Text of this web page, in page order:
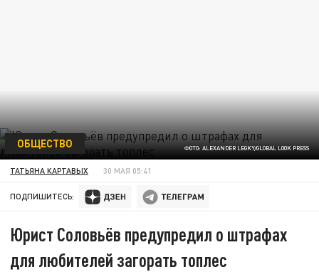
ФОТО: ALEXANDER LEGKY/GLOBAL LOOK PRESS
ОБЩЕСТВО
ТАТЬЯНА КАРТАВЫХ 30 МАЯ 05:41
ПОДПИШИТЕСЬ:
Юрист Соловьёв предупредил о штрафах
для любителей загорать топлес